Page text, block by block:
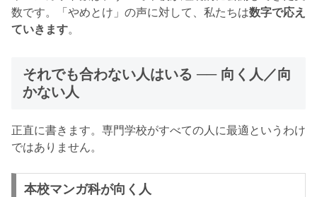
数です。「やめとけ」の声に対して、私たちは数字で応え
ていきます。
それでも合わない人はいる ── 向く人／向
かない人
正直に書きます。専門学校がすべての人に最適というわけ
ではありません。
本校マンガ科が向く人